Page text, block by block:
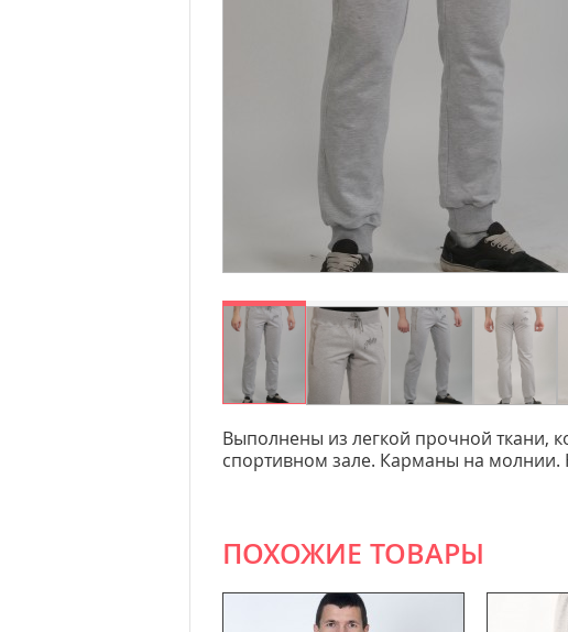
Выполнены из легкой прочной ткани,
спортивном зале. Карманы на
ПОХОЖИЕ ТОВАРЫ